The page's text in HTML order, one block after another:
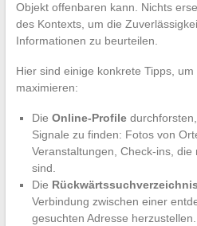
Objekt offenbaren kann. Nichts
des Kontexts, um die
Informationen zu beurteilen.
Hier sind einige konkrete Tipps,
maximieren:
Die Online-Profile
Signale zu finden: Fotos von
Veranstaltungen, Check-ins,
sind.
Die
Verbindung zwischen einer
gesuchten Adresse herzustellen.